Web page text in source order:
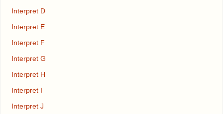
Interpret D
Interpret E
Interpret F
Interpret G
Interpret H
Interpret I
Interpret J